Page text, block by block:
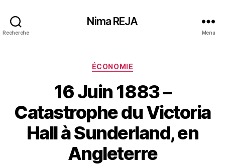
Recherche
Nima REJA
Menu
Catégories
ÉCONOMIE
16 Juin 1883 –
Catastrophe du Victoria
Hall à Sunderland, en
Angleterre